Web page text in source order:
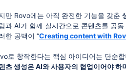
만 Rovo에는 아직 완전한 기능을 갖춘
과 AI가 함께 실시간으로 콘텐츠를 공
한 공백이 “Creating content with
로 창작한다는 핵심 아이디어는 단순
츠 생성은 AI와 사용자의 협업이어야